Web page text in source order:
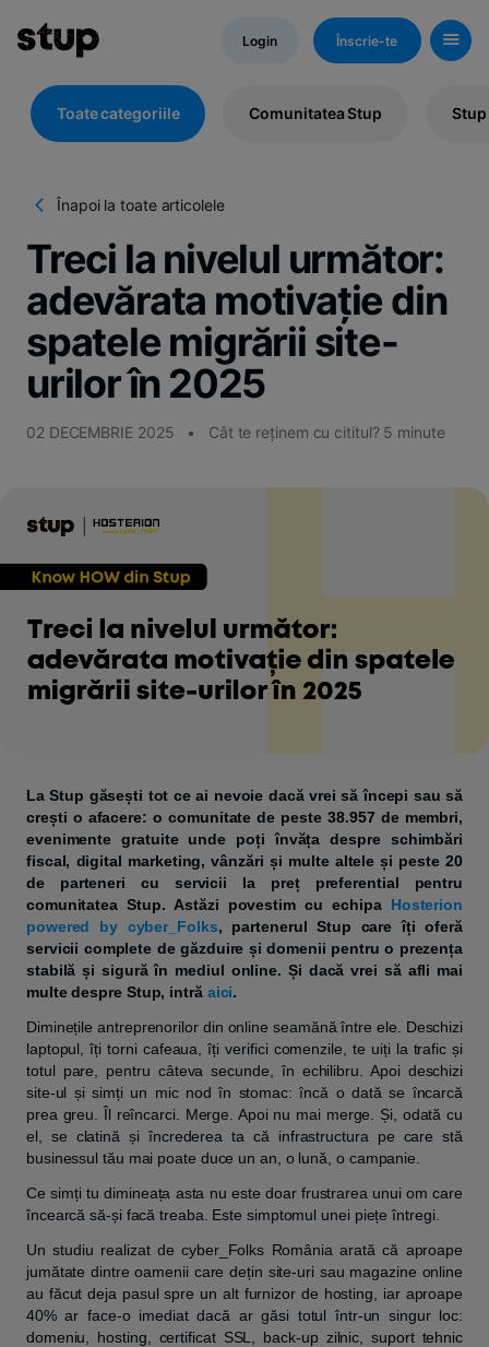
Login Înscrie-te
Toate categoriile Comunitatea Stup
Înapoi la toate articolele
Treci la nivelul următor:
adevărata motivație din
spatele migrării site-
urilor în 2025
02 DECEMBRIE 2025 • Cât te reținem cu cititul? 5 minute
La Stup găsești tot ce ai nevoie dacă vrei să începi sau să
crești o afacere: o comunitate de peste 38.957 de membri,
evenimente gratuite unde poți învăța despre schimbări
fiscal, digital marketing, vânzări și multe altele și peste 20
de parteneri cu servicii la preț preferential pentru
comunitatea Stup. Astăzi povestim cu echipa Hosterion
powered by cyber_Folks, partenerul Stup care îți oferă
servicii complete de găzduire și domenii pentru o prezența
stabilă și sigură în mediul online. Și dacă vrei să afli mai
multe despre Stup, intră aici.
Diminețile antreprenorilor din online seamănă între ele. Deschizi
laptopul, îți torni cafeaua, îți verifici comenzile, te uiți la trafic și
totul pare, pentru câteva secunde, în echilibru. Apoi deschizi
site-ul și simți un mic nod în stomac: încă o dată se încarcă
prea greu. Îl reîncarci. Merge. Apoi nu mai merge. Și, odată cu
el, se clatină și încrederea ta că infrastructura pe care stă
businessul tău mai poate duce un an, o lună, o campanie.
Ce simți tu dimineața asta nu este doar frustrarea unui om care
încearcă să-și facă treaba. Este simptomul unei piețe întregi.
Un studiu realizat de cyber_Folks România arată că aproape
jumătate dintre oamenii care dețin site-uri sau magazine online
au făcut deja pasul spre un alt furnizor de hosting, iar aproape
40% ar face-o imediat dacă ar găsi totul într-un singur loc:
domeniu, hosting, certificat SSL, back-up zilnic, suport tehnic